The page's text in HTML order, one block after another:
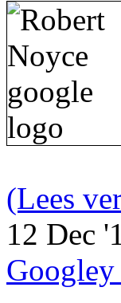
(Lees
12 Dec
Googley